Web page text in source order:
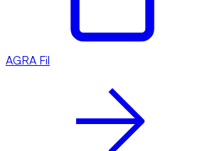
AGRA Fil